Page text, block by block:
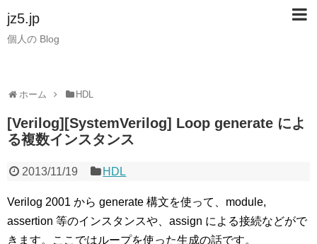
jz5.jp
個人の Blog
ホーム HDL
[Verilog][SystemVerilog] Loop generate によ
る複数インスタンス
2013/11/19 HDL
Verilog 2001 から generate 構文を使って、module,
assertion 等のインスタンスや、assign による接続などがで
きます。ここではループを使った生成の話です。